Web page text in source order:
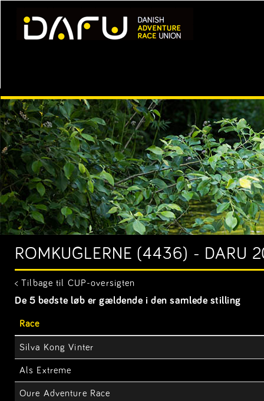
ROMKUGLERNE (4436) - DARU
< Tilbage til CUP-oversigten
De 5 bedste løb er gældende i den samlede stilling
Race
Silva Kong Vinter
Als Extreme
Oure Adventure Race